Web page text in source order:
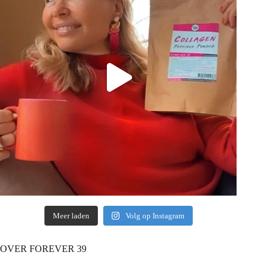
Meer laden Volg op Instagram
OVER FOREVER 39